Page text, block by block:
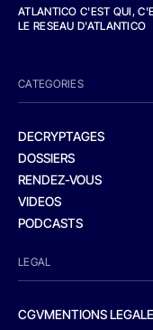
ATLANTICO C'EST QUI,
LE RESEAU D'ATLANTICO
CATEGORIES
DECRYPTAGES
DOSSIERS
RENDEZ-VOUS
VIDEOS
PODCASTS
LEGAL
CGVMENTIONS